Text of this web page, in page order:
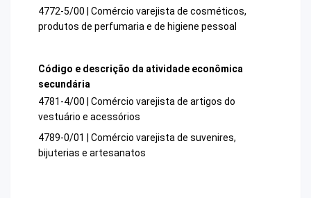
4772-5/00 | Comércio varejista de cosméticos,
produtos de perfumaria e de higiene pessoal
Código e descrição da atividade econômica
secundária
4781-4/00 | Comércio varejista de artigos do
vestuário e acessórios
4789-0/01 | Comércio varejista de suvenires,
bijuterias e artesanatos